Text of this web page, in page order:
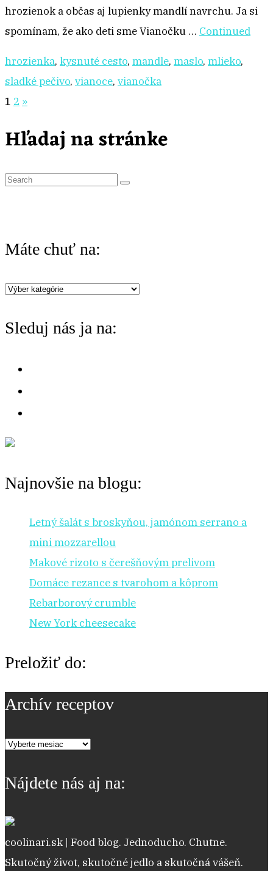
hrozienok a občas aj lupienky mandlí navrchu. Ja si
spomínam, že ako deti sme Vianočku … Continued
hrozienka, kysnuté cesto, mandle, maslo, mlieko,
sladké pečivo, vianoce, vianočka
Stránkovanie
príspevkov
1 2 »
Hľadaj na stránke
S
c
f
o
Máte chuť na:
Máte
na:
Sleduj nás ja na:
Najnovšie na blogu:
Letný šalát s broskyňou, jamónom serrano a
mini mozzarellou
Makové rizoto s čerešňovým prelivom
Domáce rezance s tvarohom a kôprom
Rebarborový crumble
New York cheesecake
Preložiť do:
Archív receptov
Archív
Nájdete nás aj na:
coolinari.sk | Food blog. Jednoducho. Chutne.
Skutočný život, skutočné jedlo a skutočná vášeň.